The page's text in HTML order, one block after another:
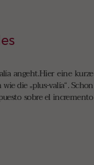
angeht.Hier eine kurze
die „plus-valía“. Schon
sobre el incremento